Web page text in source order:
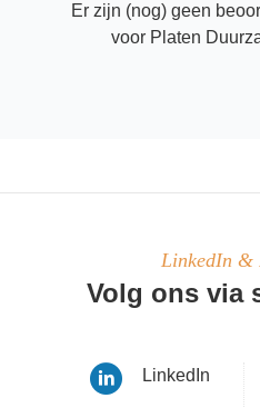
Er zijn (nog) geen
voor Platen
LinkedIn &
Volg ons via
LinkedIn